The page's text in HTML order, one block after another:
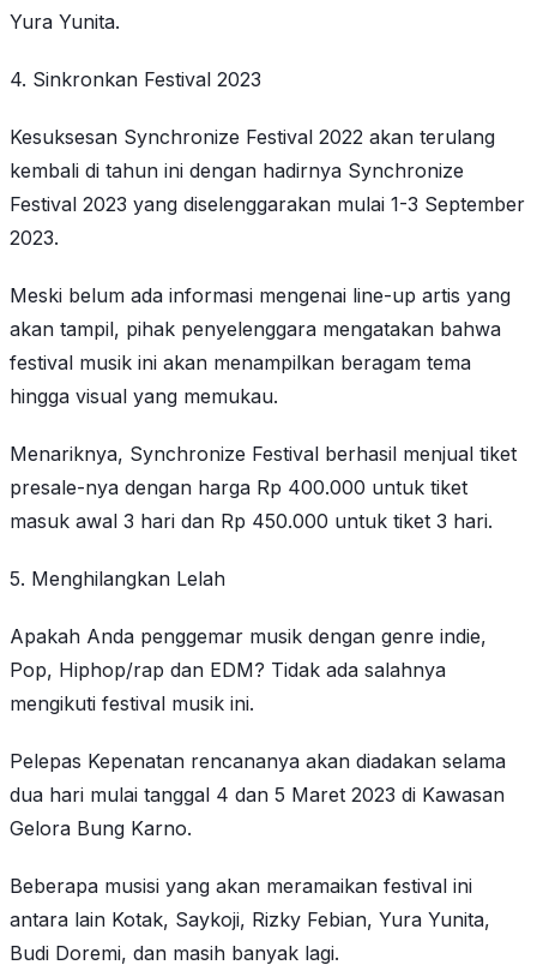
Yura Yunita.
4. Sinkronkan Festival 2023
Kesuksesan Synchronize Festival 2022 akan terulang
kembali di tahun ini dengan hadirnya Synchronize
Festival 2023 yang diselenggarakan mulai 1-3 September
2023.
Meski belum ada informasi mengenai line-up artis yang
akan tampil, pihak penyelenggara mengatakan bahwa
festival musik ini akan menampilkan beragam tema
hingga visual yang memukau.
Menariknya, Synchronize Festival berhasil menjual tiket
presale-nya dengan harga Rp 400.000 untuk tiket
masuk awal 3 hari dan Rp 450.000 untuk tiket 3 hari.
5. Menghilangkan Lelah
Apakah Anda penggemar musik dengan genre indie,
Pop, Hiphop/rap dan EDM? Tidak ada salahnya
mengikuti festival musik ini.
Pelepas Kepenatan rencananya akan diadakan selama
dua hari mulai tanggal 4 dan 5 Maret 2023 di Kawasan
Gelora Bung Karno.
Beberapa musisi yang akan meramaikan festival ini
antara lain Kotak, Saykoji, Rizky Febian, Yura Yunita,
Budi Doremi, dan masih banyak lagi.